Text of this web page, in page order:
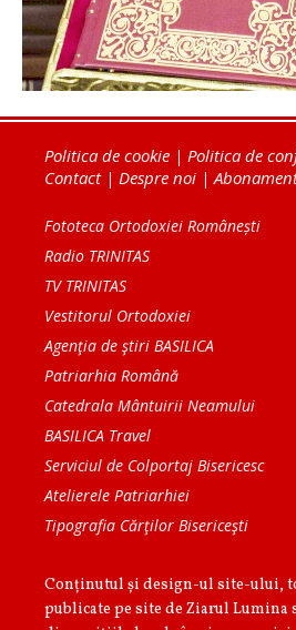
Politica de cookie | Politica de
Contact| Despre noi |
Fototeca Ortodoxiei Românești
Radio TRINITAS
TV TRINITAS
Vestitorul Ortodoxiei
Agenţia de ştiri BASILICA
Patriarhia Română
Catedrala Mântuirii Neamului
BASILICA Travel
Serviciul de Colportaj Bisericesc
Atelierele Patriarhiei
Tipografia Cărţilor Bisericeşti
Conținutul și design-ul site-ului,
publicate pe site de Ziarul Lumina